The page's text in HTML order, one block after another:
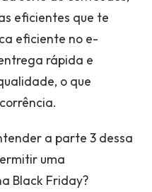
eficientes que te
eficiente no e-
rápida e
o que
a parte 3 dessa
uma
Black Friday?